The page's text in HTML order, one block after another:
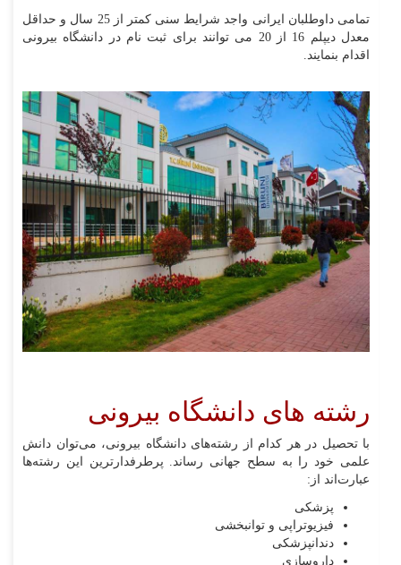
تمامی داوطلبان ایرانی واجد شرایط سنی کمتر از 25 سال و حداقل
معدل دیپلم 16 از 20 می توانند برای ثبت نام در دانشگاه بیرونی
اقدام بنمایند.
رشته های دانشگاه بیرونی
با تحصیل در هر کدام از رشته‌های دانشگاه بیرونی، می‌توان دانش
علمی خود را به سطح جهانی رساند. پرطرفدارترین این رشته‌ها
عبارت‌اند از:
پزشکی
فیزیوتراپی و توانبخشی
دندانپزشکی
داروسازی